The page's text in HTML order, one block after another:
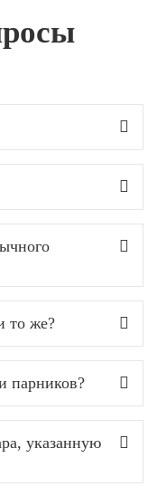
то же?
парников?
указанную